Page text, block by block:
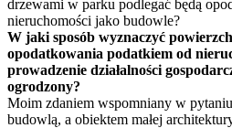
drzewami w parku podlegać będą
nieruchomości jako budowle?
W jaki sposób wyznaczyć
opodatkowania podatkiem od
prowadzenie działalności
ogrodzony?
Moim zdaniem wspomniany w
budowlą, a obiektem małej